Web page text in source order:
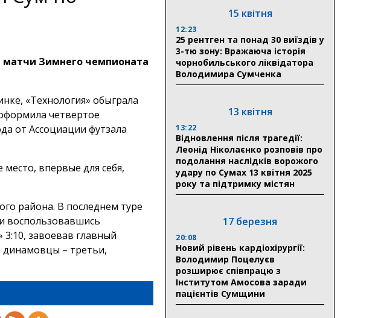
Зимнего чемпионата
«Технология» обыграла
четвертое
от Ассоциации футзала
впервые для себя,
района. В последнем туре
воспользовавшись
завоевав главный
динамовцы – третьи,
15 квітня
12:23
25 рентген та понад 30 виїздів у
3-тю зону: Вражаюча історія
чорнобильського ліквідатора
Володимира Сумченка
13 квітня
13:22
Відновлення після трагедії:
Леонід Ніколаєнко розповів про
подолання наслідків ворожого
удару по Сумах 13 квітня 2025
року та підтримку містян
17 березня
20:08
Новий рівень кардіохірургії:
Володимир Поцелуєв
розширює співпрацю з
Інститутом Амосова заради
пацієнтів Сумщини